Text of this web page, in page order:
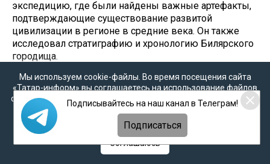
экспедицию, где были найдены важные артефакты,
подтверждающие существование развитой
цивилизации в регионе в средние века. Он также
исследовал стратиграфию и хронологию Билярского
городища.
2. Рамиль Насыбуллов – каллиграф (хаттат)
Мы используем cookie-файлы. Во время посещения сайта
«Татар-информ» вы соглашаетесь на использование файлов
cookie в соответствии с настоящим уведомлением, согласием
наобработку персональных данных,Политикой о
персональных данных
Политикой конфиденциальности
Соглашаюсь
Подписывайтесь на наш канал в Телеграм!
Подписаться